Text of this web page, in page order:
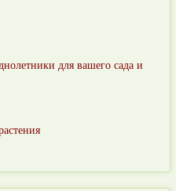
для вашего сада и